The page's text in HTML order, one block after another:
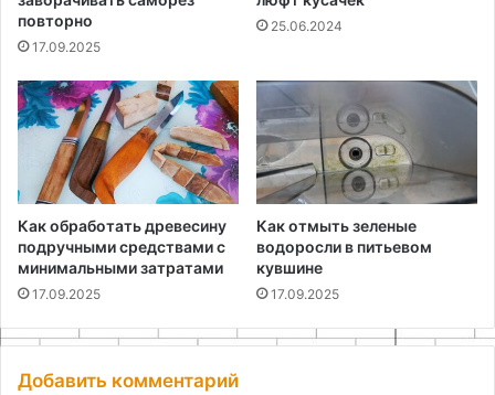
повторно
17.09.2025
25.06.2024
Как обработать древесину
подручными средствами с
минимальными затратами
17.09.2025
Как отмыть зеленые
водоросли в питьевом
кувшине
17.09.2025
Добавить комментарий